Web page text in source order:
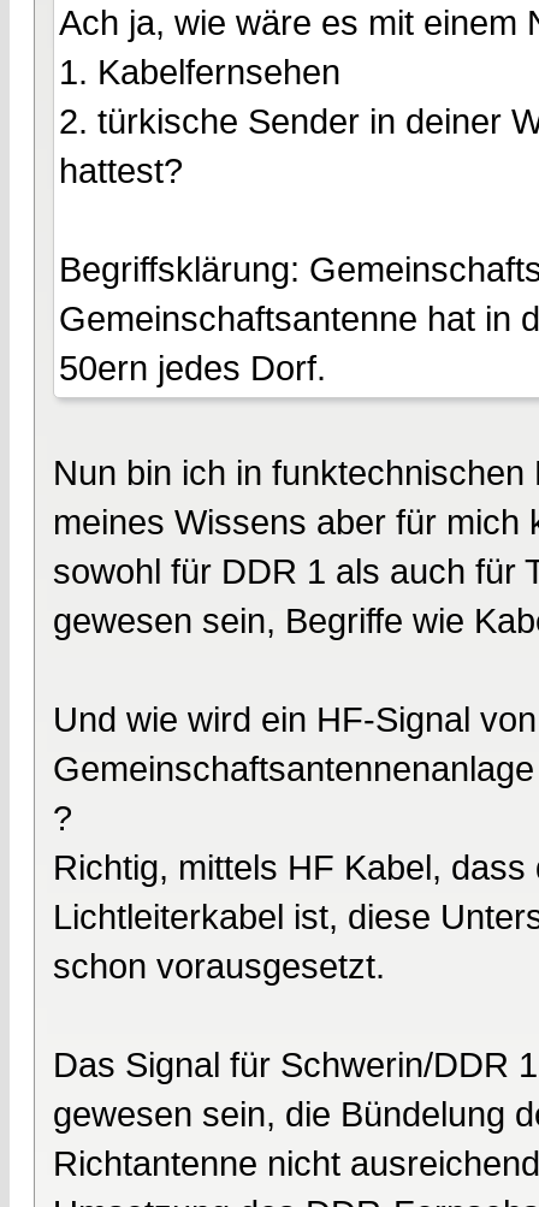
Ach ja, wie wäre es mit einem
1. Kabelfernsehen
2. türkische Sender in deiner
hattest?
Begriffsklärung:
Gemeinschaftsantenne hat in
50ern jedes Dorf.
Nun bin ich in
meines Wissens aber für mich
sowohl für DDR 1 als auch für
gewesen sein, Begriffe wie
Und wie wird ein HF-Signal
?
Richtig, mittels HF Kabel,
Lichtleiterkabel ist, diese
schon vorausgesetzt.
Das Signal für Schwerin/DDR
gewesen sein, die Bündelung
Richtantenne nicht